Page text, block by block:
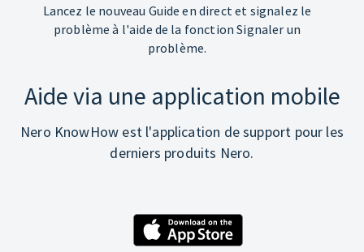
Lancez le nouveau Guide en direct et signalez le
problème à l'aide de la fonction Signaler un
problème.
Aide via une application mobile
Nero KnowHow est l'application de support pour les
derniers produits Nero.